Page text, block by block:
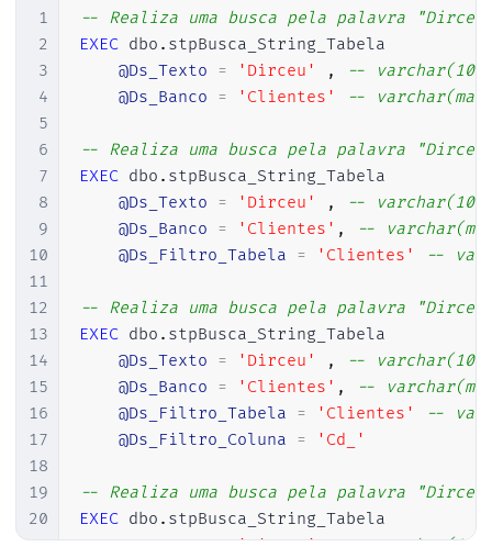
26
27
28
29
30
31
32
33
34
35
36
37
38
39
40
41
42
43
44
45
46
        colunas.DATA_TYPE						AS Tipo,
        colunas.NUMERIC_PRECISION_RADIX			AS Tamanho
    INTO
        ##lista_colunas
INFORMATION_SCHEMA.TABLES
JOIN INFORMATION_SCHEMA.COLUMNS
    WHERE
colunas.DATA_TYPE IN(''text'',
AND tabelas.TABLE_TYPE = ''BASE
        1, 2, 3'
EXEC(@query )
IF (@Ds_Filtro_Tabela IS
DELETE FROM ##lista_colunas
1
2
3
4
5
6
7
8
9
10
11
12
13
14
15
16
17
18
19
20
21
-- Realiza uma busca pela palavra
EXEC dbo . stpBusca_String_Tabela
@Ds_Texto = 'Dirceu' ,
--
@Ds_Banco = 'Clientes' --
-- Realiza uma busca pela palavra
EXEC dbo . stpBusca_String_Tabela
@Ds_Texto = 'Dirceu' ,
--
@Ds_Banco = 'Clientes' ,
--
@Ds_Filtro_Tabela = 'Clientes' --
-- Realiza uma busca pela palavra
EXEC dbo . stpBusca_String_Tabela
@Ds_Texto = 'Dirceu' ,
--
@Ds_Banco = 'Clientes' ,
--
@Ds_Filtro_Tabela = 'Clientes'
--
@Ds_Filtro_Coluna = 'Cd_'
-- Realiza uma busca pela palavra
EXEC dbo . stpBusca_String_Tabela
@Ds_Texto = 'Dirceu' , --